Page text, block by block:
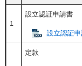
1
設立認証申請書
設立認証申
定款